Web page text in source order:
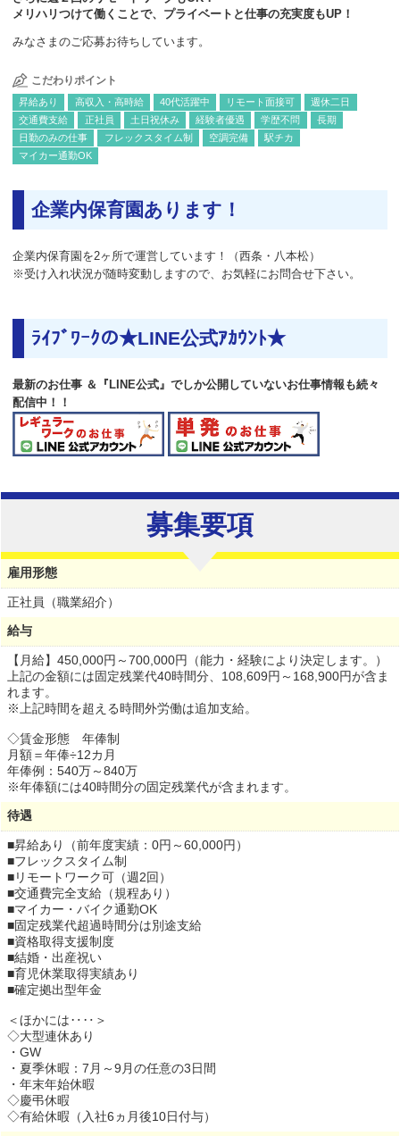
メリハリつけて働くことで、プライベートと仕事の充実度もUP！
みなさまのご応募お待ちしています。
こだわりポイント
昇給あり 高収入・高時給 40代活躍中 リモート面接可
週休二日
交通費支給
正社員 土日祝休み 経験者優遇 学歴不問
長期
日勤のみの仕事
フレックスタイム制 空調完備
駅チカ
マイカー通勤OK
企業内保育園あります！
企業内保育園を2ヶ所で運営しています！（西条・八本松）
※受け入れ状況が随時変動しますので、お気軽にお問合せ下さい。
ﾗｲﾌﾞﾜｰｸの★LINE公式ｱｶｳﾝﾄ★
最新のお仕事 ＆『LINE公式』でしか公開していないお仕事情報も続々
配信中！！
募集要項
雇用形態
正社員（職業紹介）
給与
【月給】 450,000円～700,000円 （能力・経験により決定します。）
上記の金額には固定残業代40時間分、108,609円～168,900円が含ま
れます。
※上記時間を超える時間外労働は追加支給。
◇賃金形態 年俸制
月額＝年俸÷12カ月
年俸例：540万～840万
※年俸額には40時間分の固定残業代が含まれます。
待遇
■昇給あり（前年度実績：0円～60,000円）
■フレックスタイム制
■リモートワーク可（週2回）
■交通費完全支給（規程あり）
■マイカー・バイク通勤OK
■固定残業代超過時間分は別途支給
■資格取得支援制度
■結婚・出産祝い
■育児休業取得実績あり
■確定拠出型年金
＜ほかには‥‥＞
◇大型連休あり
・GW
・夏季休暇：7月～9月の任意の3日間
・年末年始休暇
◇慶弔休暇
◇有給休暇（入社6ヵ月後10日付与）